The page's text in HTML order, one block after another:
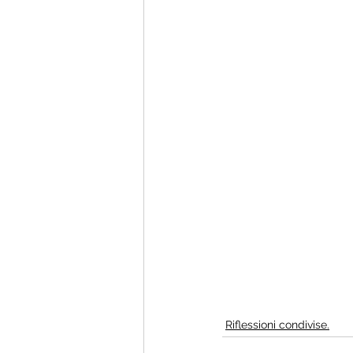
Riflessioni condivise.